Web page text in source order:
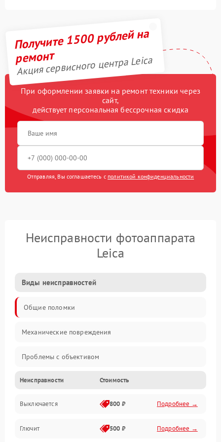
Получите 1500 рублей на
ремонт
Акция сервисного центра Leica
При оформлении заявки на ремонт техники через
сайт,
действует персональная бессрочная скидка
Отправляя, Вы соглашаетесь с политикой конфиденциальности
Неисправности фотоаппарата
Leica
Виды неисправностей
Общие поломки
Механические повреждения
Проблемы с объективом
Электронные ошибки
Механические проблемы
Матрица и оптика
Неисправности Стоимость
Выключается 800 ₽ Подробнее →
Глючит 500 ₽ Подробнее →